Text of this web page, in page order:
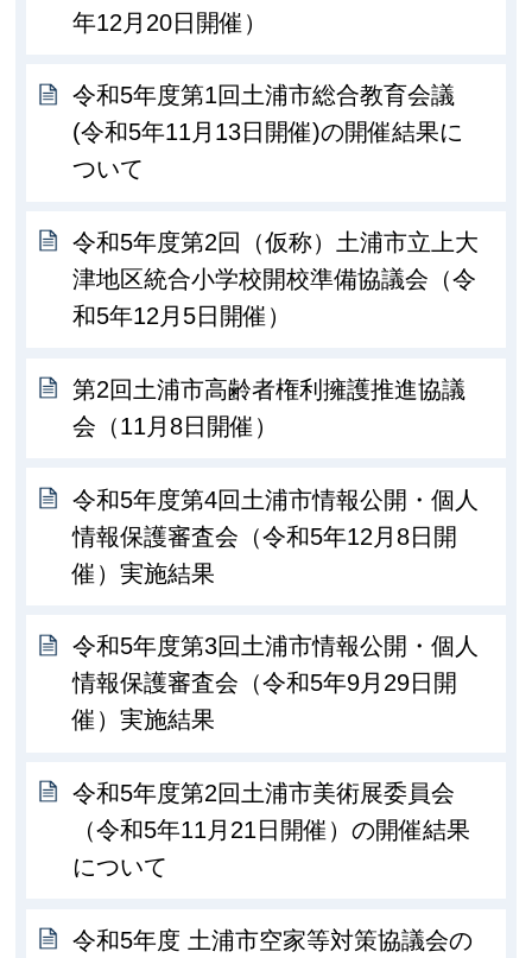
年12月20日開催）
令和5年度第1回土浦市総合教育会議
(令和5年11月13日開催)の開催結果に
ついて
令和5年度第2回（仮称）土浦市立上大
津地区統合小学校開校準備協議会（令
和5年12月5日開催）
第2回土浦市高齢者権利擁護推進協議
会（11月8日開催）
令和5年度第4回土浦市情報公開・個人
情報保護審査会（令和5年12月8日開
催）実施結果
令和5年度第3回土浦市情報公開・個人
情報保護審査会（令和5年9月29日開
催）実施結果
令和5年度第2回土浦市美術展委員会
（令和5年11月21日開催）の開催結果
について
令和5年度 土浦市空家等対策協議会の